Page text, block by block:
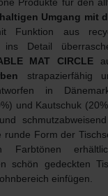
Umgang mit
Funktion aus
Detail
MAT CIRCLE
strapazierfähig
in
und Kautschuk
runde Form der
Farbtönen
schön gedeckten
einfügen.